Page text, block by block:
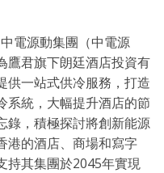
電源動集團（中電源
鷹君旗下朗廷酒店投資有
供一站式供冷服務，打造
系統，大幅提升酒店的節
錄，積極探討將創新能源
港的酒店、商場和寫字
持其集團於2045年實現